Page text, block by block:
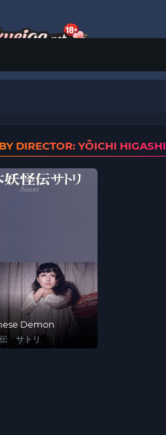
DIRECTOR: YŌICHI HIGASHI
Demon
サトリ